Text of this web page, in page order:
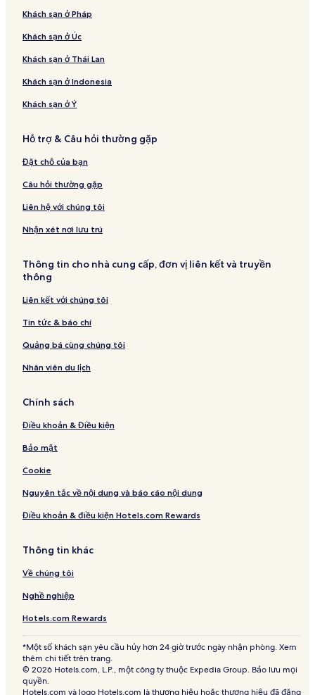
Khách sạn ở Pháp
Khách sạn ở Úc
Khách sạn ở Thái Lan
Khách sạn ở Indonesia
Khách sạn ở Ý
Hỗ trợ & Câu hỏi thường gặp
Đặt chỗ của bạn
Câu hỏi thường gặp
Liên hệ với chúng tôi
Nhận xét nơi lưu trú
Thông tin cho nhà cung cấp, đơn vị liên kết và truyền
thông
Liên kết với chúng tôi
Tin tức & báo chí
Quảng bá cùng chúng tôi
Nhân viên du lịch
Chính sách
Điều khoản & Điều kiện
Bảo mật
Cookie
Nguyên tắc về nội dung và báo cáo nội dung
Điều khoản & điều kiện Hotels.com Rewards
Thông tin khác
Về chúng tôi
Nghề nghiệp
Hotels.com Rewards
*Một số khách sạn yêu cầu hủy hơn 24 giờ trước ngày nhận phòng. Xem
thêm chi tiết trên trang.
© 2026 Hotels.com, L.P., một công ty thuộc Expedia Group. Bảo lưu mọi
quyền.
Hotels.com và logo Hotels.com là thương hiệu hoặc thương hiệu đã đăng